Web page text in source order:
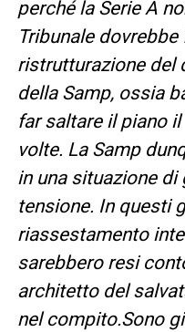
perché la Serie A
Tribunale
ristrutturazione del
della Samp, ossia
far saltare il piano
volte. La Samp
in una situazione di
tensione. In questi
riassestamento
sarebbero resi
architetto del
nel compito.Sono